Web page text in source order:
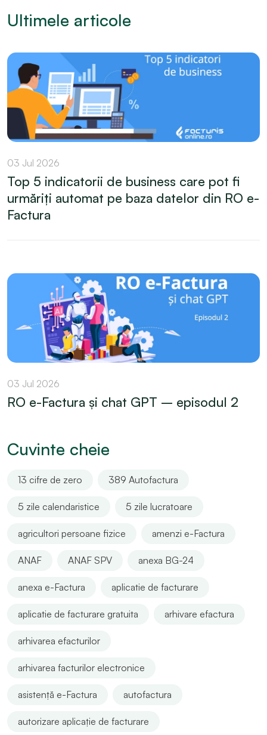
Ultimele articole
03 Jul 2026
Top 5 indicatorii de business care pot fi
urmăriți automat pe baza datelor din RO e-
Factura
03 Jul 2026
RO e-Factura și chat GPT – episodul 2
Cuvinte cheie
13 cifre de zero 389 Autofactura
5 zile calendaristice 5 zile lucratoare
agricultori persoane fizice amenzi e-Factura
ANAF ANAF SPV anexa BG-24
anexa e-Factura aplicatie de facturare
aplicatie de facturare gratuita arhivare efactura
arhivarea efacturilor
arhivarea facturilor electronice
asistență e-Factura autofactura
autorizare aplicație de facturare